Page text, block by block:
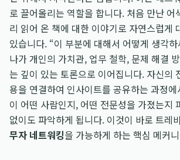
로 끌어올리는 역할을 합니다. 처음 만난 어
리 읽어 온 책에 대한 이야기로 자연스럽게
있습니다. “이 부분에 대해서 어떻게 생각
나가 개인의 가치관, 업무 철학, 문제 해결
는 깊이 있는 토론으로 이어집니다. 자신의
용을 연결하여 인사이트를 공유하는 과정
이 어떤 사람인지, 어떤 전문성을 가졌는지
없이도 파악하게 됩니다. 이것이 바로 트레
무자 네트워킹을 가능하게 하는 핵심 메커